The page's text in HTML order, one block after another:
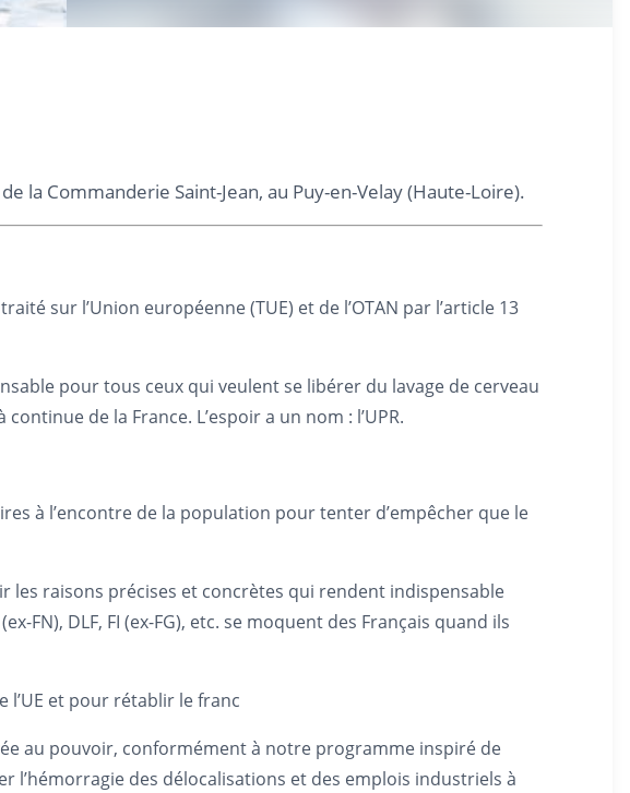
la Commanderie Saint-Jean, au Puy-en-Velay (Haute-Loire).
sur l’Union européenne (TUE) et de l’OTAN par l’article 13
pour tous ceux qui veulent se libérer du lavage de cerveau
de la France. L’espoir a un nom : l’UPR.
à l’encontre de la population pour tenter d’empêcher que le
raisons précises et concrètes qui rendent indispensable
FN), DLF, FI (ex-FG), etc. se moquent des Français quand ils
et pour rétablir le franc
au pouvoir, conformément à notre programme inspiré de
l’hémorragie des délocalisations et des emplois industriels à